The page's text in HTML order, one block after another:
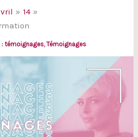
14
: témoignages,Témoignages